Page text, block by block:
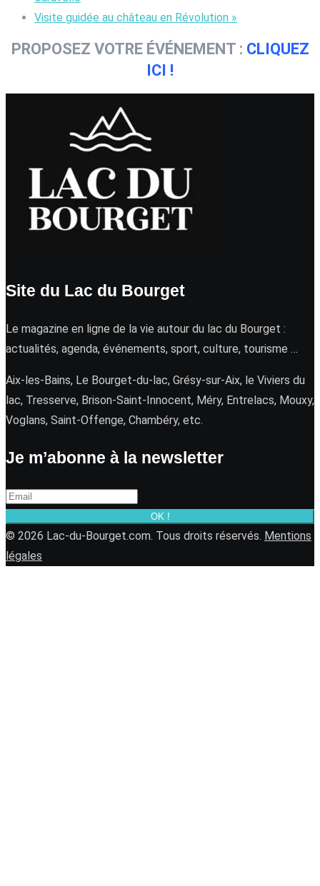
Visite guidée au château en Révolution »
PROPOSEZ VOTRE ÉVÉNEMENT : CLIQUEZ
ICI !
Site du Lac du Bourget
Le magazine en ligne de la vie autour du lac du Bourget :
actualités, agenda, événements, sport, culture, tourisme …
Aix-les-Bains, Le Bourget-du-lac, Grésy-sur-Aix, le Viviers du
lac, Tresserve, Brison-Saint-Innocent, Méry, Entrelacs, Mouxy,
Voglans, Saint-Offenge, Chambéry, etc.
Je m’abonne à la newsletter
OK !
© 2026 Lac-du-Bourget.com. Tous droits réservés. Mentions
légales